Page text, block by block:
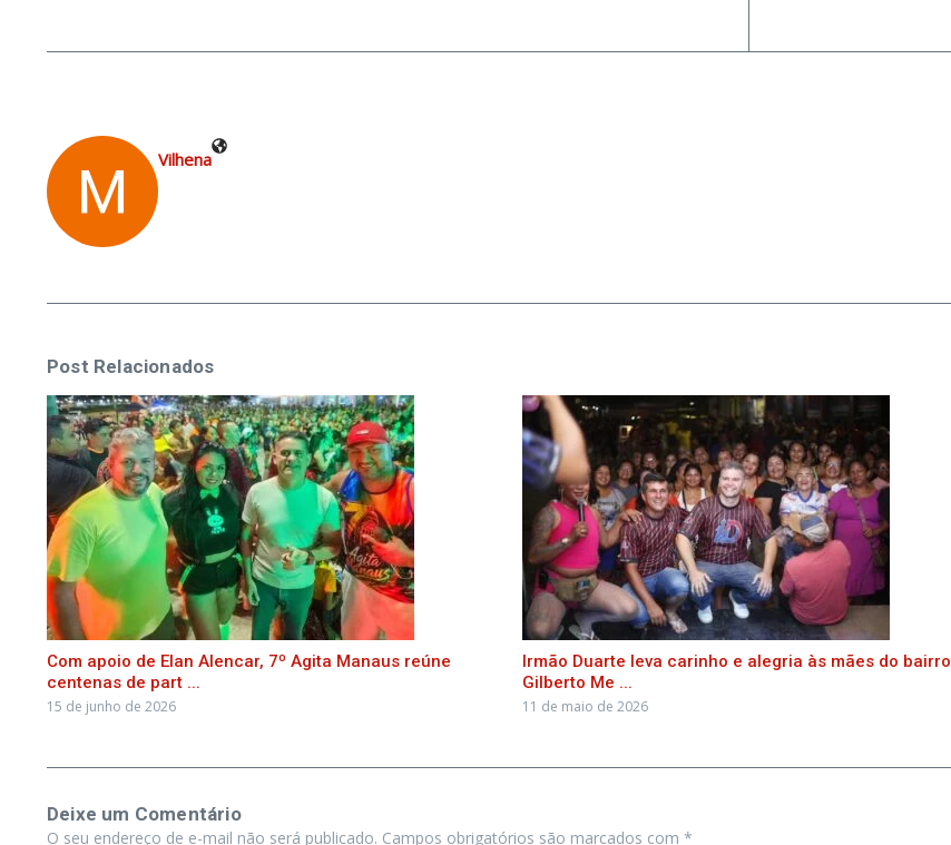
Vilhena
Post Relacionados
Com apoio de Elan Alencar, 7º Agita Manaus reúne
centenas de part ...
15 de junho de 2026
Irmão Duarte leva carinho e alegria às mães do bairro
Gilberto Me ...
11 de maio de 2026
Deixe um Comentário
O seu endereço de e-mail não será publicado. Campos obrigatórios são marcados com *